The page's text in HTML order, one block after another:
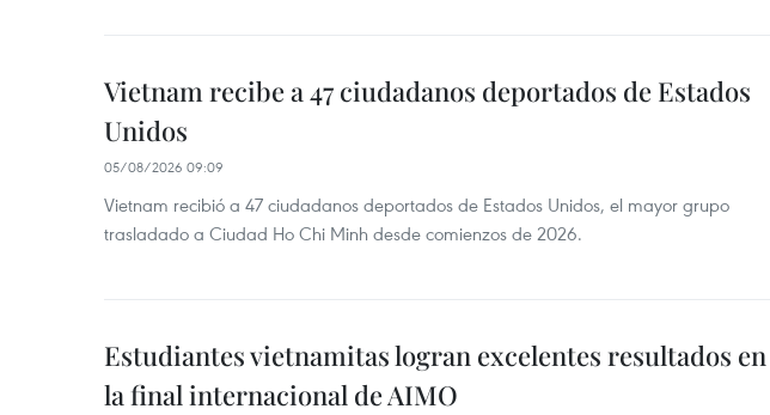
Vietnam recibe a 47 ciudadanos deportados de Estados
Unidos
05/08/2026 09:09
Vietnam recibió a 47 ciudadanos deportados de Estados Unidos, el mayor grupo
trasladado a Ciudad Ho Chi Minh desde comienzos de 2026.
Estudiantes vietnamitas logran excelentes resultados en
la final internacional de AIMO